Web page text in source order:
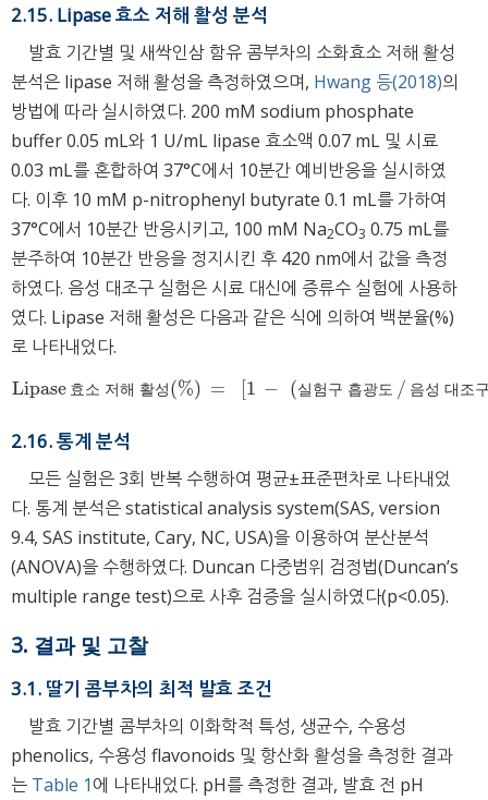
2.15. Lipase 효소 저해 활성 분석
발효 기간별 및 새싹인삼 함유 콤부차의 소화효소 저해 활성
분석은 lipase 저해 활성을 측정하였으며, Hwang 등(2018)의
방법에 따라 실시하였다. 200 mM sodium phosphate
buffer 0.05 mL와 1 U/mL lipase 효소액 0.07 mL 및 시료
0.03 mL를 혼합하여 37°C에서 10분간 예비반응을 실시하였
다. 이후 10 mM p-nitrophenyl butyrate 0.1 mL를 가하여
37°C에서 10분간 반응시키고, 100 mM Na2CO3 0.75 mL를
분주하여 10분간 반응을 정지시킨 후 420 nm에서 값을 측정
하였다. 음성 대조구 실험은 시료 대신에 증류수 실험에 사용하
였다. Lipase 저해 활성은 다음과 같은 식에 의하여 백분율(%)
로 나타내었다.
Lipase 효소 저해 활성(%) = [1 − (실험구 흡광도 / 음성 대조
Lipase효소 저해 활성(%) = 1− 실험구 흡광도/음성 대조구
2.16. 통계 분석
모든 실험은 3회 반복 수행하여 평균±표준편차로 나타내었
다. 통계 분석은 statistical analysis system(SAS, version
9.4, SAS institute, Cary, NC, USA)을 이용하여 분산분석
(ANOVA)을 수행하였다. Duncan 다중범위 검정법(Duncan’s
multiple range test)으로 사후 검증을 실시하였다(p<0.05).
3. 결과 및 고찰
3.1. 딸기 콤부차의 최적 발효 조건
발효 기간별 콤부차의 이화학적 특성, 생균수, 수용성
phenolics, 수용성 flavonoids 및 항산화 활성을 측정한 결과
는 Table 1에 나타내었다. pH를 측정한 결과, 발효 전 pH